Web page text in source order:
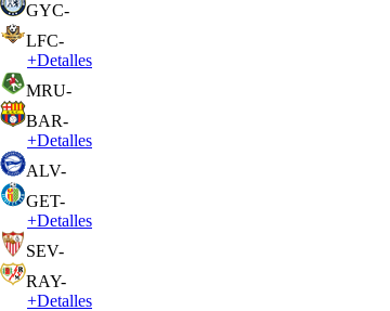
GYC-
LFC-
+Detalles
MRU-
BAR-
+Detalles
ALV-
GET-
+Detalles
SEV-
RAY-
+Detalles